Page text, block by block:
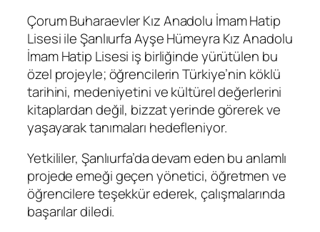
Çorum Buharaevler Kız Anadolu İmam Hatip
Lisesi ile Şanlıurfa Ayşe Hümeyra Kız Anadolu
İmam Hatip Lisesi iş birliğinde yürütülen bu
özel projeyle; öğrencilerin Türkiye’nin köklü
tarihini, medeniyetini ve kültürel değerlerini
kitaplardan değil, bizzat yerinde görerek ve
yaşayarak tanımaları hedefleniyor.
Yetkililer, Şanlıurfa’da devam eden bu anlamlı
projede emeği geçen yönetici, öğretmen ve
öğrencilere teşekkür ederek, çalışmalarında
başarılar diledi.